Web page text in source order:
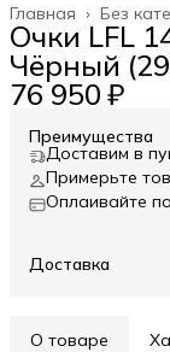
Без
Главная ›
Очки LFL
Чёрный
76 950 ₽
Преимущества
Доставим в
Примерьте
Оплаивайте
Доставка
О товаре